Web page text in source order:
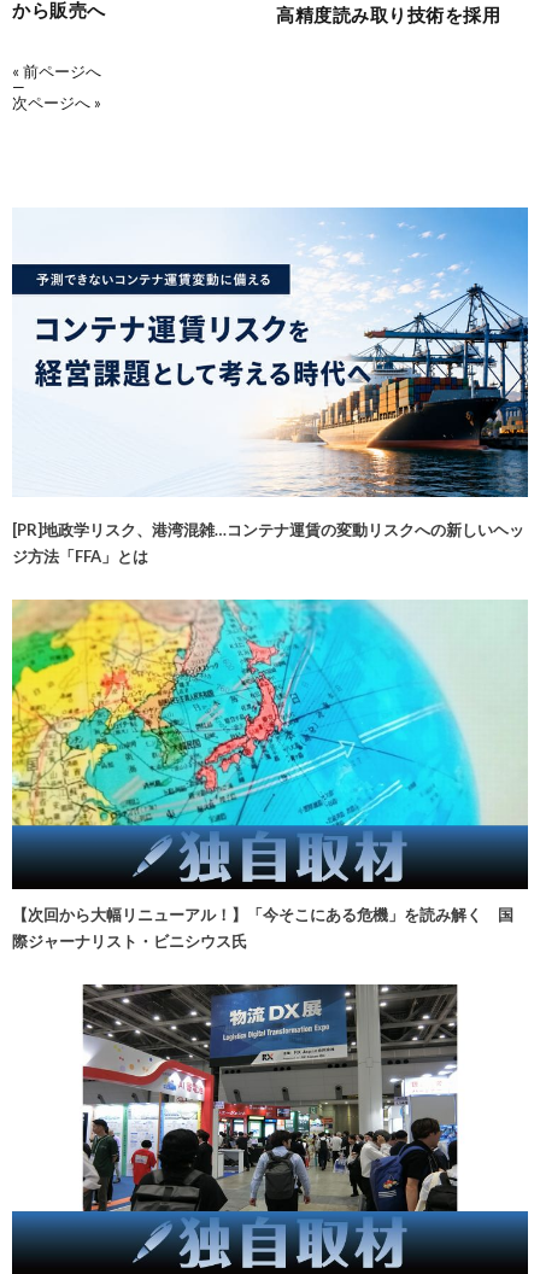
から販売へ 高精度読み取り技術を採用
« 前ページへ
—
次ページへ »
[PR]地政学リスク、港湾混雑…コンテナ運賃の変動リスクへの新しいヘッ
ジ方法「FFA」とは
【次回から大幅リニューアル！】「今そこにある危機」を読み解く 国
際ジャーナリスト・ビニシウス氏